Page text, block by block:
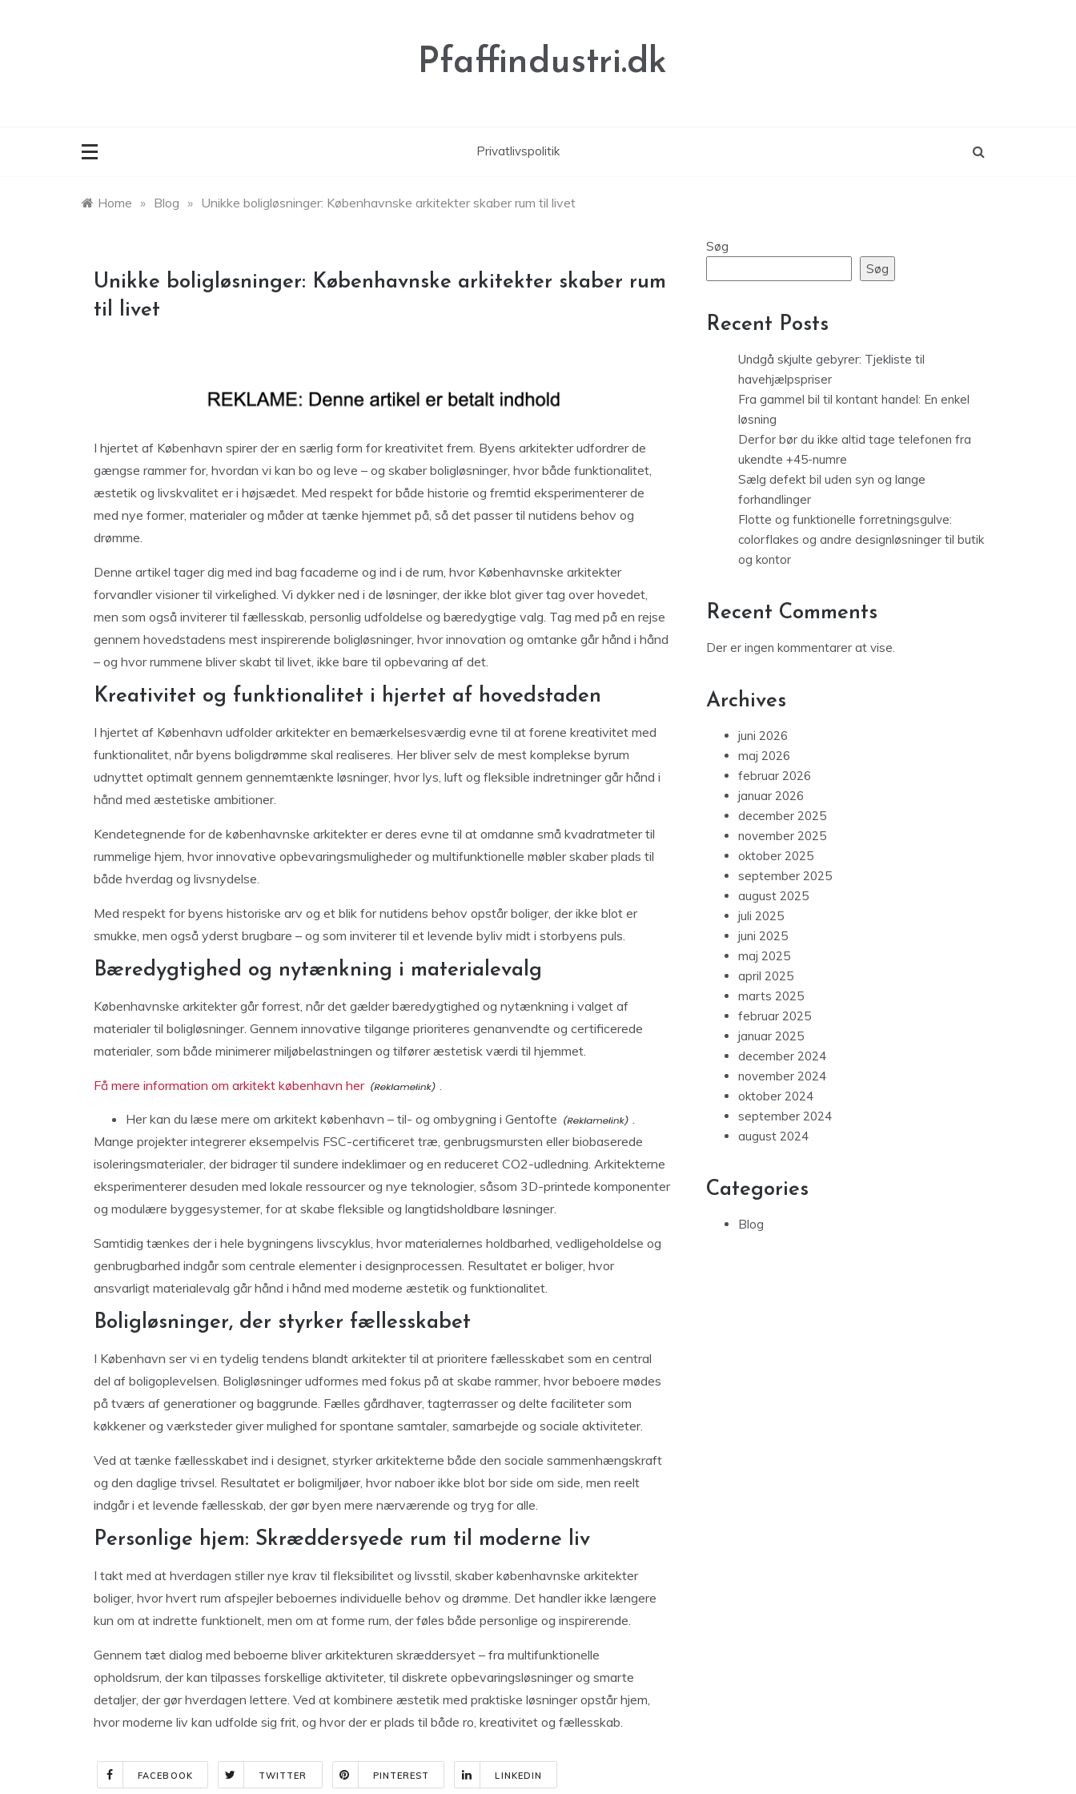
Pfaffindustri.dk
Privatlivspolitik
Home » Blog » Unikke boligløsninger: Københavnske arkitekter skaber rum til livet
Unikke boligløsninger: Københavnske arkitekter skaber rum
til livet
I hjertet af København spirer der en særlig form for kreativitet frem. Byens arkitekter udfordrer de
gængse rammer for, hvordan vi kan bo og leve – og skaber boligløsninger, hvor både funktionalitet,
æstetik og livskvalitet er i højsædet. Med respekt for både historie og fremtid eksperimenterer de
med nye former, materialer og måder at tænke hjemmet på, så det passer til nutidens behov og
drømme.
Denne artikel tager dig med ind bag facaderne og ind i de rum, hvor Københavnske arkitekter
forvandler visioner til virkelighed. Vi dykker ned i de løsninger, der ikke blot giver tag over hovedet,
men som også inviterer til fællesskab, personlig udfoldelse og bæredygtige valg. Tag med på en rejse
gennem hovedstadens mest inspirerende boligløsninger, hvor innovation og omtanke går hånd i hånd
– og hvor rummene bliver skabt til livet, ikke bare til opbevaring af det.
Kreativitet og funktionalitet i hjertet af hovedstaden
I hjertet af København udfolder arkitekter en bemærkelsesværdig evne til at forene kreativitet med
funktionalitet, når byens boligdrømme skal realiseres. Her bliver selv de mest komplekse byrum
udnyttet optimalt gennem gennemtænkte løsninger, hvor lys, luft og fleksible indretninger går hånd i
hånd med æstetiske ambitioner.
Kendetegnende for de københavnske arkitekter er deres evne til at omdanne små kvadratmeter til
rummelige hjem, hvor innovative opbevaringsmuligheder og multifunktionelle møbler skaber plads til
både hverdag og livsnydelse.
Med respekt for byens historiske arv og et blik for nutidens behov opstår boliger, der ikke blot er
smukke, men også yderst brugbare – og som inviterer til et levende byliv midt i storbyens puls.
Bæredygtighed og nytænkning i materialevalg
Københavnske arkitekter går forrest, når det gælder bæredygtighed og nytænkning i valget af
materialer til boligløsninger. Gennem innovative tilgange prioriteres genanvendte og certificerede
materialer, som både minimerer miljøbelastningen og tilfører æstetisk værdi til hjemmet.
Få mere information om arkitekt københavn her .
Her kan du læse mere om arkitekt københavn – til- og ombygning i Gentofte
.
Mange projekter integrerer eksempelvis FSC-certificeret træ, genbrugsmursten eller biobaserede
isoleringsmaterialer, der bidrager til sundere indeklimaer og en reduceret CO2-udledning. Arkitekterne
eksperimenterer desuden med lokale ressourcer og nye teknologier, såsom 3D-printede komponenter
og modulære byggesystemer, for at skabe fleksible og langtidsholdbare løsninger.
Samtidig tænkes der i hele bygningens livscyklus, hvor materialernes holdbarhed, vedligeholdelse og
genbrugbarhed indgår som centrale elementer i designprocessen. Resultatet er boliger, hvor
ansvarligt materialevalg går hånd i hånd med moderne æstetik og funktionalitet.
Boligløsninger, der styrker fællesskabet
I København ser vi en tydelig tendens blandt arkitekter til at prioritere fællesskabet som en central
del af boligoplevelsen. Boligløsninger udformes med fokus på at skabe rammer, hvor beboere mødes
på tværs af generationer og baggrunde. Fælles gårdhaver, tagterrasser og delte faciliteter som
køkkener og værksteder giver mulighed for spontane samtaler, samarbejde og sociale aktiviteter.
Ved at tænke fællesskabet ind i designet, styrker arkitekterne både den sociale sammenhængskraft
og den daglige trivsel. Resultatet er boligmiljøer, hvor naboer ikke blot bor side om side, men reelt
indgår i et levende fællesskab, der gør byen mere nærværende og tryg for alle.
Personlige hjem: Skræddersyede rum til moderne liv
I takt med at hverdagen stiller nye krav til fleksibilitet og livsstil, skaber københavnske arkitekter
boliger, hvor hvert rum afspejler beboernes individuelle behov og drømme. Det handler ikke længere
kun om at indrette funktionelt, men om at forme rum, der føles både personlige og inspirerende.
Gennem tæt dialog med beboerne bliver arkitekturen skræddersyet – fra multifunktionelle
opholdsrum, der kan tilpasses forskellige aktiviteter, til diskrete opbevaringsløsninger og smarte
detaljer, der gør hverdagen lettere. Ved at kombinere æstetik med praktiske løsninger opstår hjem,
hvor moderne liv kan udfolde sig frit, og hvor der er plads til både ro, kreativitet og fællesskab.
FACEBOOK TWITTER PINTEREST LINKEDIN
Søg
Søg
Recent Posts
Undgå skjulte gebyrer: Tjekliste til
havehjælpspriser
Fra gammel bil til kontant handel: En enkel
løsning
Derfor bør du ikke altid tage telefonen fra
ukendte +45-numre
Sælg defekt bil uden syn og lange
forhandlinger
Flotte og funktionelle forretningsgulve:
colorflakes og andre designløsninger til butik
og kontor
Recent Comments
Der er ingen kommentarer at vise.
Archives
juni 2026
maj 2026
februar 2026
januar 2026
december 2025
november 2025
oktober 2025
september 2025
august 2025
juli 2025
juni 2025
maj 2025
april 2025
marts 2025
februar 2025
januar 2025
december 2024
november 2024
oktober 2024
september 2024
august 2024
Categories
Blog